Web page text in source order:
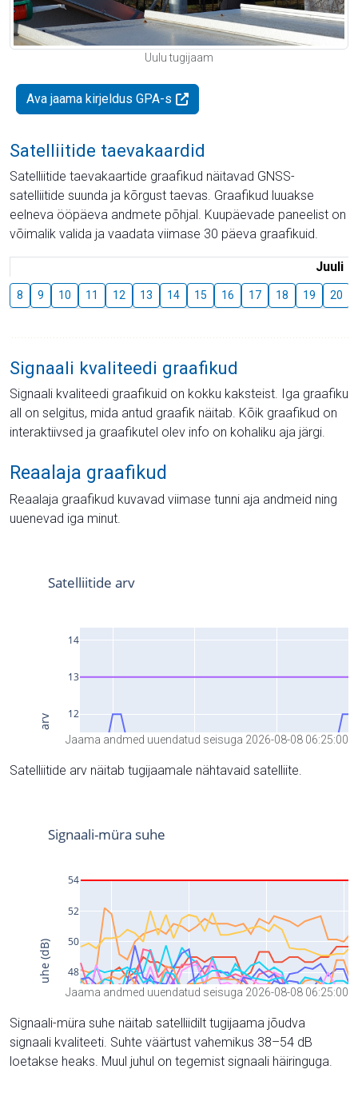
Uulu tugijaam
Ava jaama kirjeldus GPA-s
Satelliitide taevakaardid
Satelliitide taevakaartide graafikud näitavad GNSS-
satelliitide suunda ja kõrgust taevas. Graafikud luuakse
eelneva ööpäeva andmete põhjal. Kuupäevade paneelist on
võimalik valida ja vaadata viimase 30 päeva graafikuid.
Juuli
8 9 10 11 12 13 14 15 16 17 18 19 20
Signaali kvaliteedi graafikud
Signaali kvaliteedi graafikuid on kokku kaksteist. Iga graafiku
all on selgitus, mida antud graafik näitab. Kõik graafikud on
interaktiivsed ja graafikutel olev info on kohaliku aja järgi.
Reaalaja graafikud
Reaalaja graafikud kuvavad viimase tunni aja andmeid ning
uuenevad iga minut.
Jaama andmed uuendatud seisuga 2026-08-08 06:25:00
Satelliitide arv näitab tugijaamale nähtavaid satelliite.
Jaama andmed uuendatud seisuga 2026-08-08 06:25:00
Signaali-müra suhe näitab satelliidilt tugijaama jõudva
signaali kvaliteeti. Suhte väärtust vahemikus 38–54 dB
loetakse heaks. Muul juhul on tegemist signaali häiringuga.